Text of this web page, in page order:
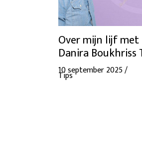
Over mijn lijf met
Danira Boukhriss
10 september 2025 /
Tips